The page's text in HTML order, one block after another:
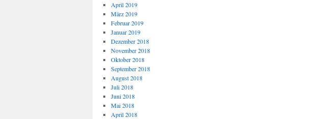
April 2019
März 2019
Februar 2019
Januar 2019
Dezember 2018
November 2018
Oktober 2018
September 2018
August 2018
Juli 2018
Juni 2018
Mai 2018
April 2018